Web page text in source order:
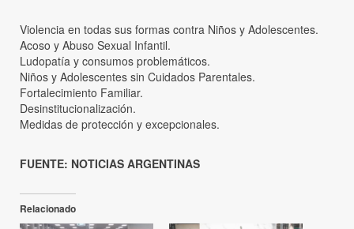
Violencia en todas sus formas contra Niños y Adolescentes.
Acoso y Abuso Sexual Infantil.
Ludopatía y consumos problemáticos.
Niños y Adolescentes sin Cuidados Parentales.
Fortalecimiento Familiar.
Desinstitucionalización.
Medidas de protección y excepcionales.
FUENTE: NOTICIAS ARGENTINAS
Relacionado